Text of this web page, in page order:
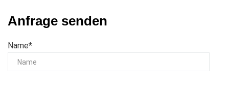
Anfrage senden
Name*